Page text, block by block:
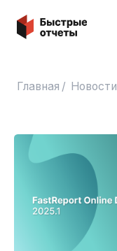
Быстрые отчеты
Главная / Новости